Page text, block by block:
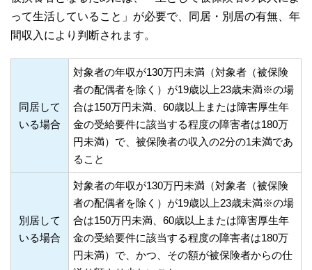
って生活していること」が必要で、同居・別居の有無、年
間収入により判断されます。
同居して
いる場合
対象者の年収が130万円未満（対象者（被保険
者の配偶者を除く）が19歳以上23歳未満※の場
合は150万円未満、60歳以上または障害厚生年
金の受給要件に該当する程度の障害者は180万
円未満）で、被保険者の収入の2分の1未満であ
ること
別居して
いる場合
対象者の年収が130万円未満（対象者（被保険
者の配偶者を除く）が19歳以上23歳未満※の場
合は150万円未満、60歳以上または障害厚生年
金の受給要件に該当する程度の障害者は180万
円未満）で、かつ、その額が被保険者からの仕